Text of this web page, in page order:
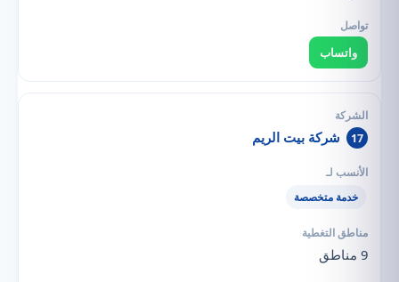
واتساب
17 شركة بيت الريم
خدمة متخصصة
9 مناطق